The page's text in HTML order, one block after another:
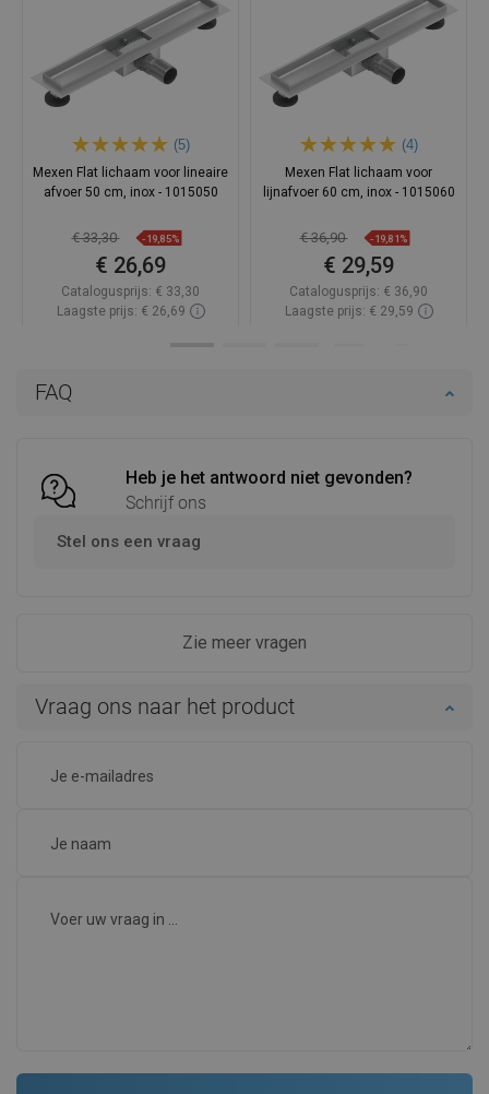
FAQ
Heb je het antwoord niet gevonden?
Schrijf ons
Stel ons een vraag
Zie meer vragen
Vraag ons naar het product
(5)
Mexen Flat lichaam voor lineaire
afvoer 50 cm, inox - 1015050
€ 33,30 -19,85%
€ 26,69
Catalogusprijs: € 33,30
Laagste prijs: € 26,69
(4)
Mexen Flat lichaam voor
lijnafvoer 60 cm, inox - 1015060
€ 36,90 -19,81%
€ 29,59
Catalogusprijs: € 36,90
Laagste prijs: € 29,59